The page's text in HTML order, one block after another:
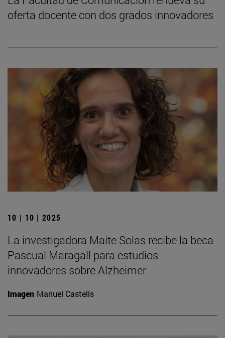
oferta docente con dos grados innovadores
10 | 10 | 2025
La investigadora Maite Solas recibe la beca
Pascual Maragall para estudios
innovadores sobre Alzheimer
Imagen Manuel Castells